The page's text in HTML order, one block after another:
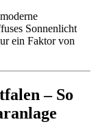
Sonnenlicht
ein Faktor von
– So